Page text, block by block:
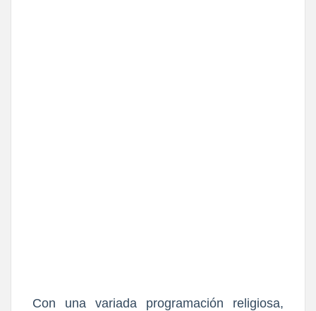
Con una variada programación religiosa,